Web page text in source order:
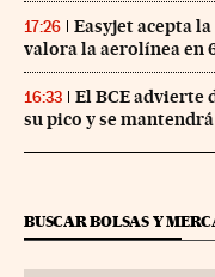
17:26
Easyjet acepta
valora la aerolínea en
16:33
El BCE advierte
su pico y se
BUSCAR BOLSAS Y